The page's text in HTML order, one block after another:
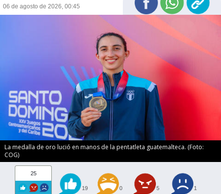
06 de agosto de 2026, 00:45
La medalla de oro lució en manos de la pentatleta guatemalteca. (Foto:
COG)
25
19 0 5 1